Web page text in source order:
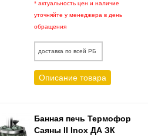
* актуальность цен и наличие
уточняйте у менеджера в день
обращения
доставка по всей РБ
Описание товара
Банная печь Термофор
Саяны II Inox ДА ЗК